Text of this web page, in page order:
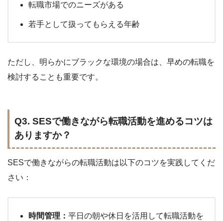
転職市場でのニーズがある
若手として扱ってもらえる年齢
ただし、明らかにブラックな環境の場合は、早めの転職を
検討することも重要です。
Q3. SESで働きながら転職活動を進めるコツは
ありますか？
SESで働きながらの転職活動は以下のコツを実践してくだ
さい：
時間管理： 平日の朝や休日を活用して転職活動を